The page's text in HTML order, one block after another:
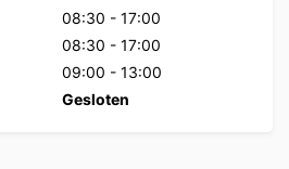
08:30 - 17:00
08:30 - 17:00
09:00 - 13:00
Gesloten